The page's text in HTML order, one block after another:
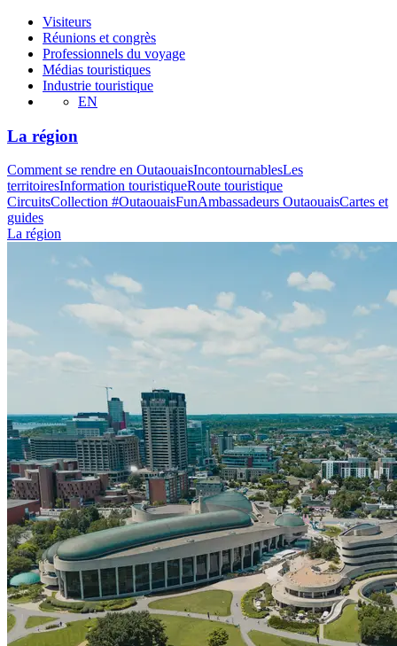
Visiteurs
Réunions et congrès
Professionnels du voyage
Médias touristiques
Industrie touristique
EN
La région
Comment se rendre en OutaouaisIncontournablesLes
territoiresInformation touristiqueRoute touristique
CircuitsCollection #OutaouaisFunAmbassadeurs OutaouaisCartes et
guides
La région